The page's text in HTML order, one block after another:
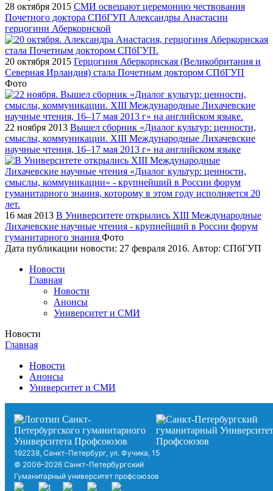
28 октября 2015 СМИ освещают церемонию чествования
Почетного доктора СПбГУП Александры Анастасии
герцогини Аберкорнской
20 октября 2015 Герцогиня Аберкорнская (Великобритания и
Северная Ирландия) стала Почетным доктором СПбГУП
Фото
22 ноября 2013 Вышел сборник «Диалог культур: ценности,
смыслы, коммуникации. XIII Международные Лихачевские
научные чтения, 16–17 мая 2013 г» на английском языке
16 мая 2013 В Университете открылись XIII Международные
Лихачевские научные чтения - крупнейший в России форум
гуманитарного знания Фото
Дата публикации новости: 27 февраля 2016. Автор: СПбГУП
Новости
Главная
Новости
Анонсы
Университет и СМИ
Новости
Главная
Новости
Анонсы
Университет и СМИ
192238, Санкт-Петербург, ул. Фучика, 15
© 2006–2026 Санкт-Петербургский
Гуманитарный университет профсоюзов